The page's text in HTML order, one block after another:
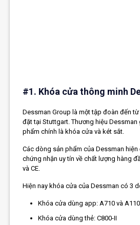
#1. Khóa cửa thông minh
Dessman Group là một tập đoàn đến
đặt tại Stuttgart. Thương hiệu Dessman
phẩm chính là khóa cửa và két sắt.
Các dòng sản phẩm của Dessman
chứng nhận uy tín về chất lượng hàng
và CE.
Hiện nay khóa cửa của Dessman có 3
Khóa cửa dùng app: A710 và A110
Khóa cửa dùng thẻ: C800-II